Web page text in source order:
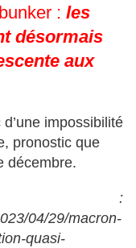
: les
désormais
aux
impossibilité
pronostic que
décembre.
:
04/29/macron-
quasi-